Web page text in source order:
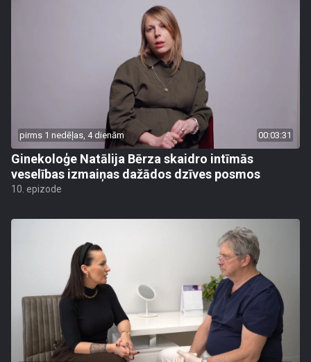
pirms 1 nedēļas, 4 dienām 00:03:31
Ginekoloģe Natālija Bērza skaidro intīmās
veselības izmaiņas dažādos dzīves posmos
10. epizode